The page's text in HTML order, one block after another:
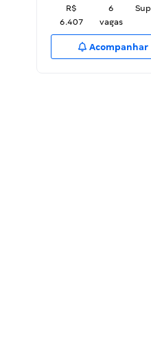
R$
6.407
6
vagas
Acompanhar